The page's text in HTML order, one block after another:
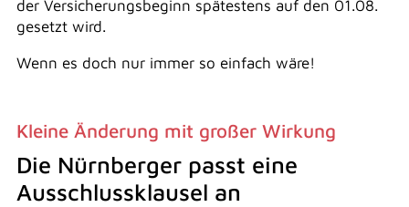
der Versicherungsbeginn spätestens auf den 01.08.
gesetzt wird.
Wenn es doch nur immer so einfach wäre!
Kleine Änderung mit großer Wirkung
Die Nürnberger passt eine
Ausschlussklausel an